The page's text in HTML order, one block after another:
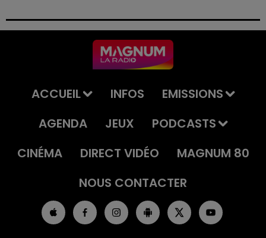
permis et la confiscation de son véhicule.
ACCUEIL INFOS
EMISSIONS
AGENDA
JEUX
PODCASTS
CINÉMA
DIRECT VIDÉO
MAGNUM 80
NOUS CONTACTER